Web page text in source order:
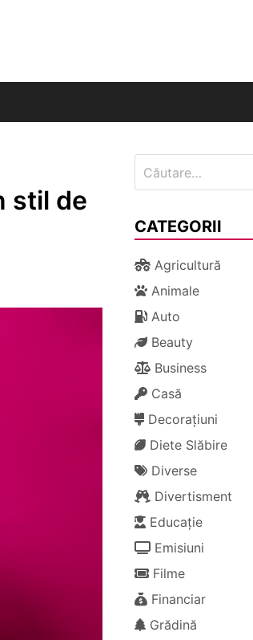
Național
stil de
după:
CATEGORII
Agricultură
Animale
Auto
Beauty
Business
Casă
Decorațiuni
Diete Slăbire
Diverse
Divertisment
Educație
Emisiuni
Filme
Financiar
Grădină